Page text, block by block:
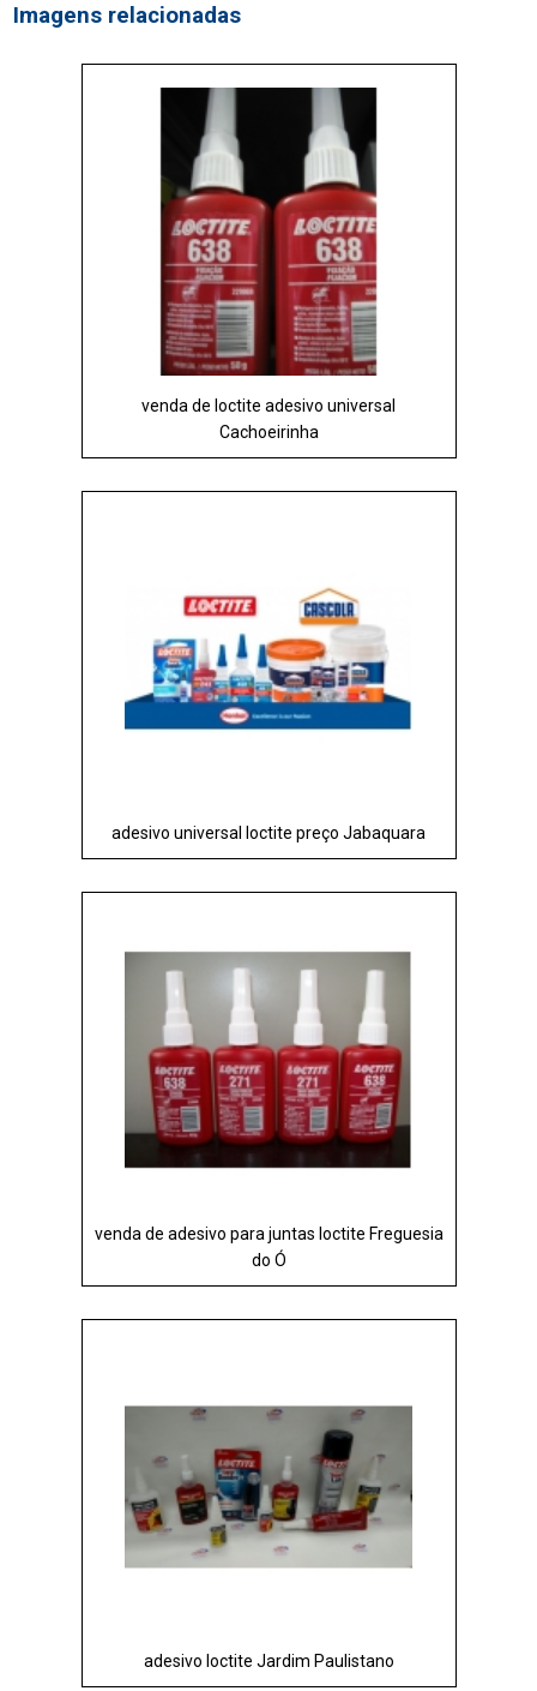
Imagens relacionadas
venda de loctite adesivo universal
Cachoeirinha
adesivo universal loctite preço Jabaquara
venda de adesivo para juntas loctite Freguesia
do Ó
adesivo loctite Jardim Paulistano